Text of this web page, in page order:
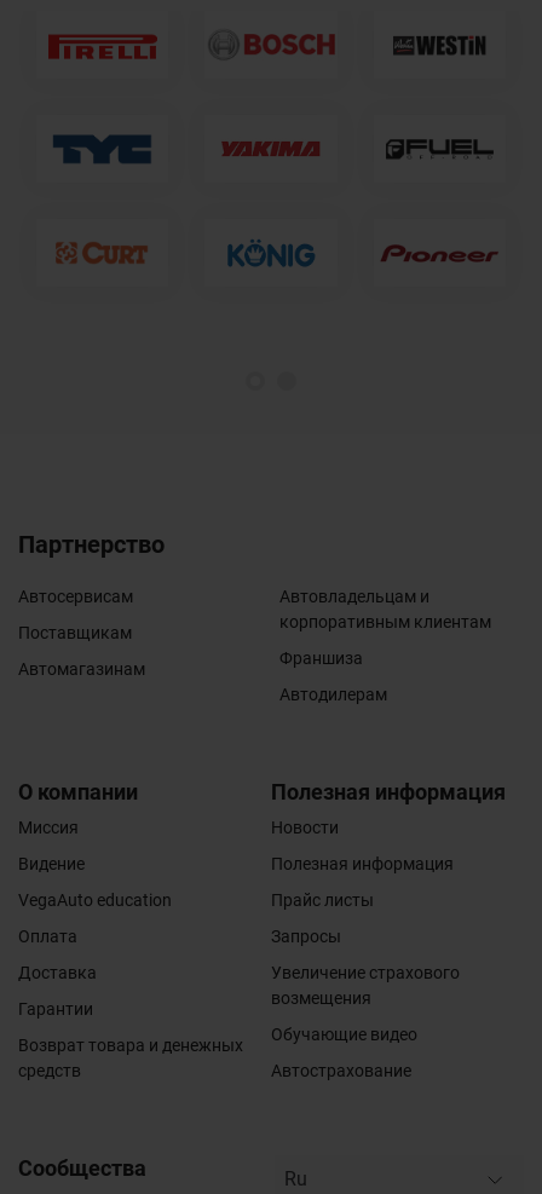
Партнерство
Автосервисам
Поставщикам
Автомагазинам
Автовладельцам и
корпоративным клиентам
Франшиза
Автодилерам
О компании
Миссия
Видение
VegaAuto education
Оплата
Доставка
Гарантии
Возврат товара и денежных
средств
Полезная информация
Новости
Полезная информация
Прайс листы
Запросы
Увеличение страхового
возмещения
Обучающие видео
Автострахование
Сообщества